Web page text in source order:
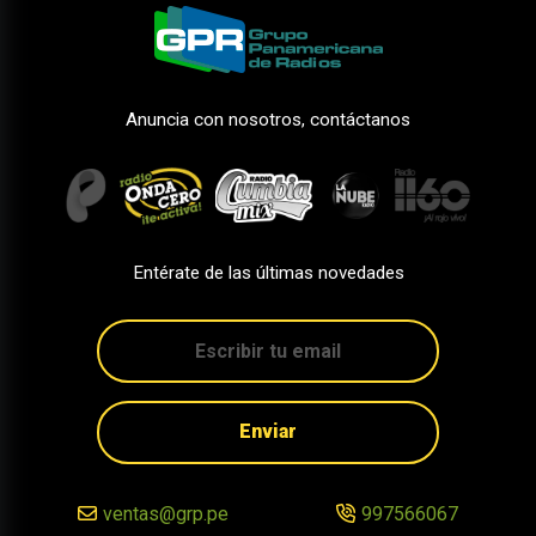
Anuncia con nosotros, contáctanos
Entérate de las últimas novedades
Enviar
ventas@grp.pe 997566067